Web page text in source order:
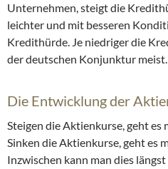
Unternehmen, steigt die
leichter und mit besseren
Kredithürde. Je niedriger die
der deutschen Konjunktur meist.
Die Entwicklung der
Steigen die Aktienkurse, geht
Sinken die Aktienkurse, geht es
Inzwischen kann man dies